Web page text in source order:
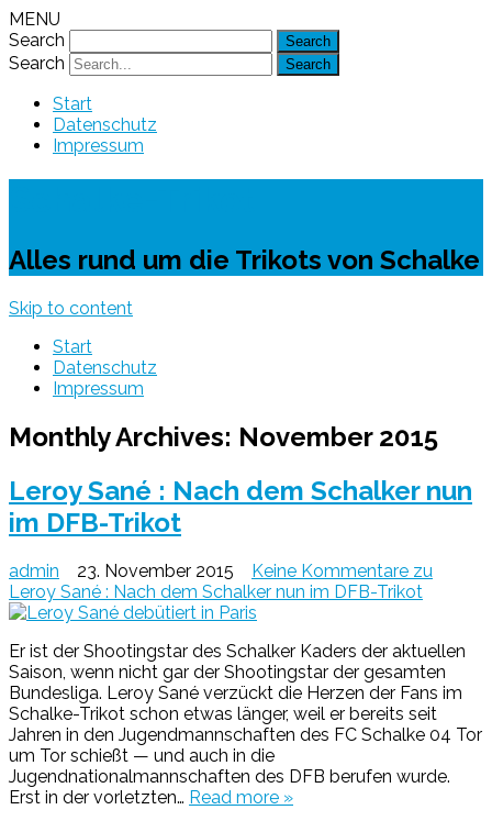
MENU
Search
Search
Start
Datenschutz
Impressum
Alles rund um die Trikots von Schalke
Skip to content
Start
Datenschutz
Impressum
Monthly Archives: November 2015
Leroy Sané : Nach dem Schalker nun
im DFB-Trikot
admin 23. November 2015 Keine Kommentare zu
Leroy Sané : Nach dem Schalker nun im DFB-Trikot
Er ist der Shootingstar des Schalker Kaders der aktuellen
Saison, wenn nicht gar der Shootingstar der gesamten
Bundesliga. Leroy Sané verzückt die Herzen der Fans im
Schalke-Trikot schon etwas länger, weil er bereits seit
Jahren in den Jugendmannschaften des FC Schalke 04 Tor
um Tor schießt — und auch in die
Jugendnationalmannschaften des DFB berufen wurde.
Erst in der vorletzten… Read more »